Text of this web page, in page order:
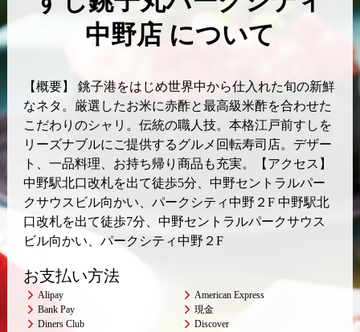
中野店 について
【概要】 銚子港をはじめ世界中から仕入れた旬の新鮮
なネタ。厳選したお米に赤酢と最高級米酢を合わせた
こだわりのシャリ。伝統の職人技。本格江戸前すしを
リーズナブルにご提供するグルメ回転寿司店。デザー
ト、一品料理、お持ち帰り商品も充実。【アクセス】
中野駅北口改札を出て徒歩5分、中野セントラルパー
クサウスビル向かい、パークシティ中野２F 中野駅北
口改札を出て徒歩7分、中野セントラルパークサウス
ビル向かい、パークシティ中野２F
お支払い方法
Alipay
American Express
Bank Pay
現金
Diners Club
Discover